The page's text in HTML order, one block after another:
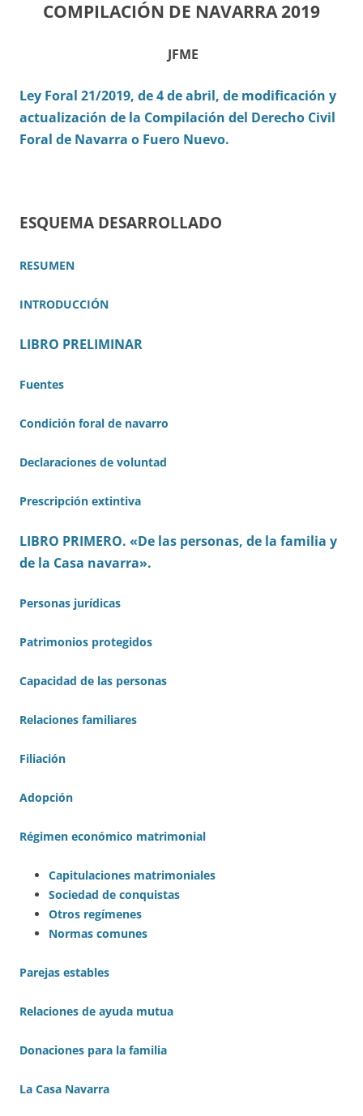
COMPILACIÓN DE NAVARRA 2019
JFME
Ley Foral 21/2019, de 4 de abril, de modificación y
actualización de la Compilación del Derecho Civil
Foral de Navarra o Fuero Nuevo.
ESQUEMA DESARROLLADO
RESUMEN
INTRODUCCIÓN
LIBRO PRELIMINAR
Fuentes
Condición foral de navarro
Declaraciones de voluntad
Prescripción extintiva
LIBRO PRIMERO. «De las personas, de la familia y
de la Casa navarra».
Personas jurídicas
Patrimonios protegidos
Capacidad de las personas
Relaciones familiares
Filiación
Adopción
Régimen económico matrimonial
Capitulaciones matrimoniales
Sociedad de conquistas
Otros regímenes
Normas comunes
Parejas estables
Relaciones de ayuda mutua
Donaciones para la familia
La Casa Navarra